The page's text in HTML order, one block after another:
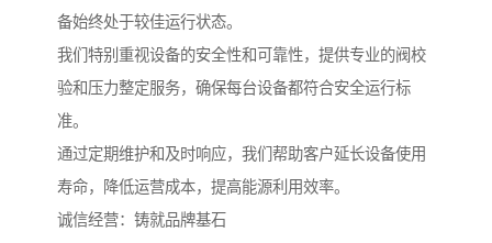
备始终处于较佳运行状态。
我们特别重视设备的安全性和可靠性，提供专业的阀校
验和压力整定服务，确保每台设备都符合安全运行标
准。
通过定期维护和及时响应，我们帮助客户延长设备使用
寿命，降低运营成本，提高能源利用效率。
诚信经营：铸就品牌基石